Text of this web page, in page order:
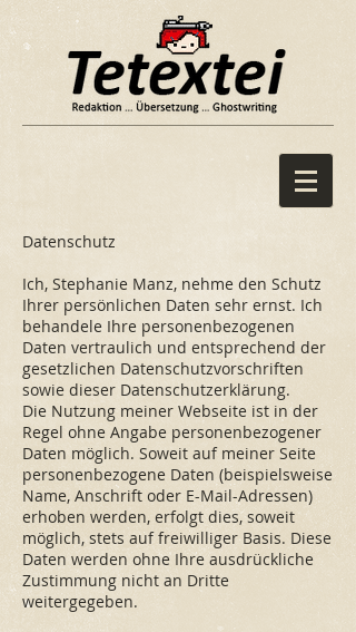
Datenschutz
Ich, Stephanie Manz, nehme den Schutz
Ihrer persönlichen Daten sehr ernst. Ich
behandele Ihre personenbezogenen
Daten vertraulich und entsprechend der
gesetzlichen Datenschutzvorschriften
sowie dieser Datenschutzerklärung.
Die Nutzung meiner Webseite ist in der
Regel ohne Angabe personenbezogener
Daten möglich. Soweit auf meiner Seite
personenbezogene Daten (beispielsweise
Name, Anschrift oder E-Mail-Adressen)
erhoben werden, erfolgt dies, soweit
möglich, stets auf freiwilliger Basis. Diese
Daten werden ohne Ihre ausdrückliche
Zustimmung nicht an Dritte
weitergegeben.